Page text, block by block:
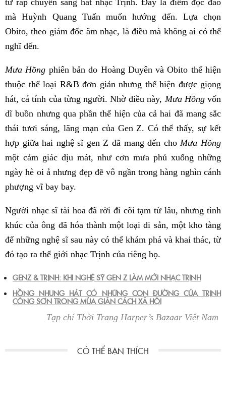
mà Huỳnh Quang Tuấn muốn hướng đến. Lựa chọn
Obito, theo giám đốc âm nhạc, là điều mà không ai có thể
nghĩ đến.
Mưa Hồng phiên bản do Hoàng Duyên và Obito thể hiện
thuộc thể loại R&B đơn giản nhưng thể hiện được giọng
hát, cá tính của từng người. Nhờ điều này, Mưa Hồngvốn
dĩ buồn nhưng qua phần thể hiện của cả hai đã mang sắc
thái tươi sáng, lãng mạn của Gen Z. Có thể thấy, sự kết
hợp giữa hai nghệ sĩ gen Z đã mang đến choMưa Hồng
một cảm giác dịu mát, như cơn mưa phủ xuống những
ngày hè oi ả nhưng đẹp đẽ vô ngần trong hàng nghìn cánh
phượng vĩ bay bay.
Người nhạc sĩ tài hoa đã rời đi cõi tạm từ lâu, nhưng tình
khúc của ông đã hóa thành một loại di sản, một kho tàng
để những nghệ sĩ sau này có thể khám phá và khai thác, từ
đó tạo ra thế giới nhạc Trịnh của riêng họ.
GENZ & TRỊNH: KHI NGHỆ SỸ GEN Z LÀM MỚI NHẠC TRỊNH
HỒNG NHUNG HÁT CÓ NHỮNG CON ĐƯỜNG CỦA TRỊNH
CÔNG SƠN TRONG MÙA GIÃN CÁCH XÃ HỘI
Tạp chí Thời Trang Harper’s Bazaar Việt Nam